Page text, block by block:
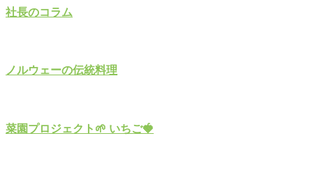
社長のコラム
ノルウェーの伝統料理
菜園プロジェクト🌱 いちご🍓